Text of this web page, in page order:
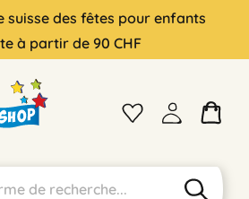
suisse des fêtes pour enfants
à partir de 90 CHF